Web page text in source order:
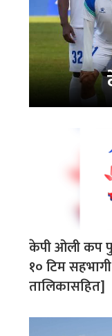
केपी ओली कप
१० टिम
तालिकासहित]